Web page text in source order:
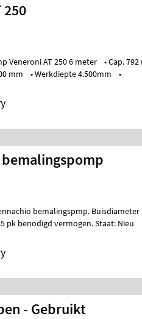
250
mm • Werkdiepte 4.500mm •
pk benodigd vermogen. Staat: Nieu
- Gebruikt